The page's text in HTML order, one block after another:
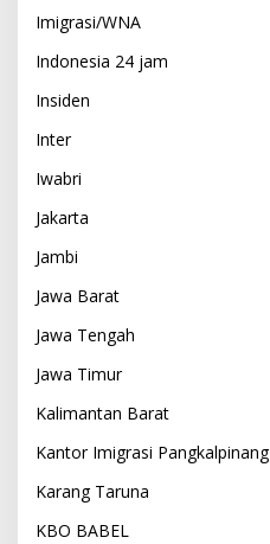
Imigrasi/WNA
Indonesia 24 jam
Insiden
Inter
Iwabri
Jakarta
Jambi
Jawa Barat
Jawa Tengah
Jawa Timur
Kalimantan Barat
Kantor Imigrasi Pangkalpinang
Karang Taruna
KBO BABEL